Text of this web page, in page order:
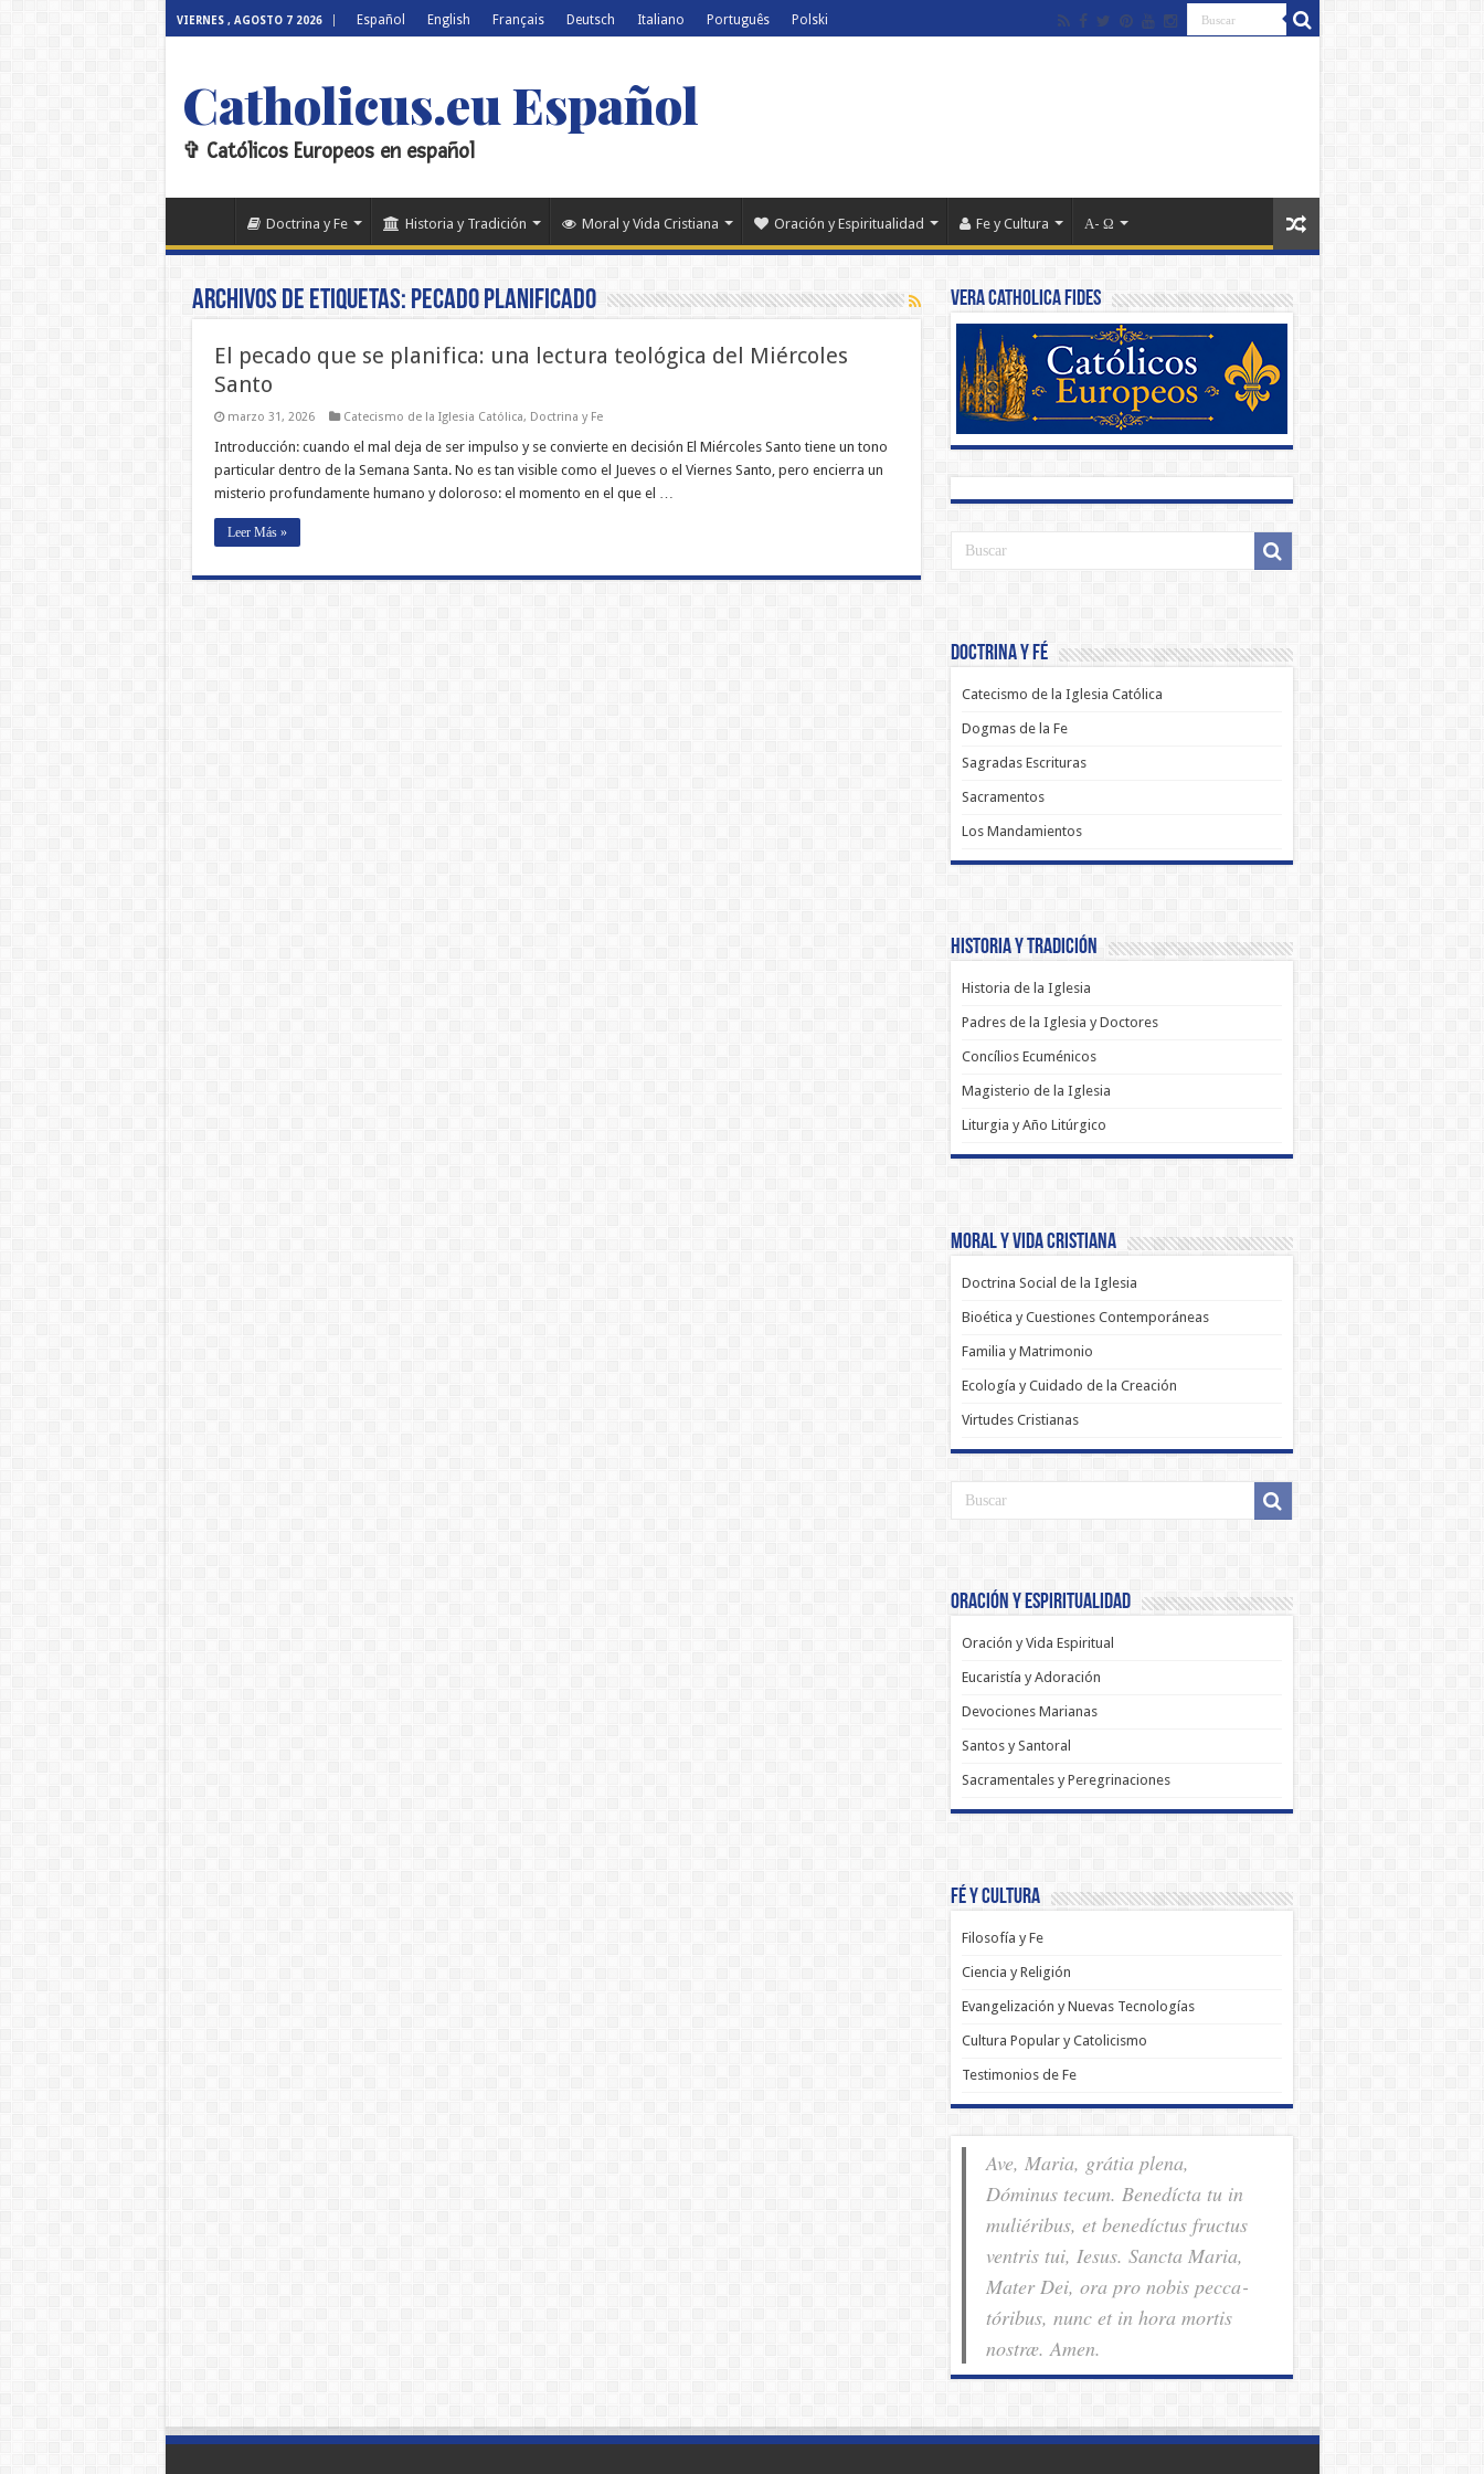
VIERNES , AGOSTO 7 2026 Español English Français Deutsch Italiano Português Polski
Catholicus.eu Español
✞ Católicos Europeos en español
Doctrina y Fe Historia y Tradición Moral y Vida Cristiana Oración y Espiritualidad Fe y Cultura Α- Ω
Archivos de etiquetas: pecado planificado
El pecado que se planifica: una lectura teológica del Miércoles
Santo
marzo 31, 2026 Catecismo de la Iglesia Católica, Doctrina y Fe
Introducción: cuando el mal deja de ser impulso y se convierte en decisión El Miércoles Santo tiene un tono
particular dentro de la Semana Santa. No es tan visible como el Jueves o el Viernes Santo, pero encierra un
misterio profundamente humano y doloroso: el momento en el que el …
Leer Más »
Vera Catholica Fides
Doctrina y Fé
Catecismo de la Iglesia Católica
Dogmas de la Fe
Sagradas Escrituras
Sacramentos
Los Mandamientos
Historia y Tradición
Historia de la Iglesia
Padres de la Iglesia y Doctores
Concílios Ecuménicos
Magisterio de la Iglesia
Liturgia y Año Litúrgico
Moral y Vida Cristiana
Doctrina Social de la Iglesia
Bioética y Cuestiones Contemporáneas
Familia y Matrimonio
Ecología y Cuidado de la Creación
Virtudes Cristianas
Oración y Espiritualidad
Oración y Vida Espiritual
Eucaristía y Adoración
Devociones Marianas
Santos y Santoral
Sacramentales y Peregrinaciones
Fé y Cultura
Filosofía y Fe
Ciencia y Religión
Evangelización y Nuevas Tecnologías
Cultura Popular y Catolicismo
Testimonios de Fe
Ave, Maria, grátia plena,
Dóminus tecum. Benedícta tu in
muliéribus, et benedíctus fructus
ventris tui, Iesus. Sancta Maria,
Mater Dei, ora pro nobis pec­ca­
tóribus, nunc et in hora mortis
nostræ. Amen.